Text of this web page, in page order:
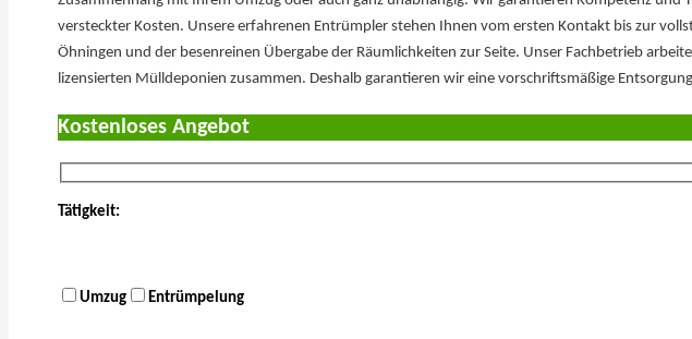
versteckter Kosten. Unsere erfahrenen Entrümpler stehen Ihnen vom ersten Kontakt bis zur
Öhningen und der besenreinen Übergabe der Räumlichkeiten zur Seite. Unser Fachbetrieb
lizensierten Mülldeponien zusammen. Deshalb garantieren wir eine vorschriftsmäßige
Kostenloses Angebot
Tätigkeit:
Umzug Entrümpelung